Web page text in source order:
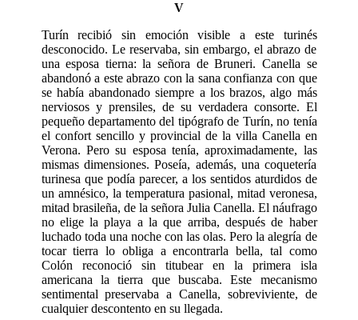
V
Turín recibió sin emoción visible a este turinés
desconocido. Le reservaba, sin embargo, el abrazo de
una esposa tierna: la señora de Bruneri. Canella se
abandonó a este abrazo con la sana confianza con que
se había abandonado siempre a los brazos, algo más
nerviosos y prensiles, de su verdadera consorte. El
pequeño departamento del tipógrafo de Turín, no tenía
el confort sencillo y provincial de la villa Canella en
Verona. Pero su esposa tenía, aproximadamente, las
mismas dimensiones. Poseía, además, una coquetería
turinesa que podía parecer, a los sentidos aturdidos de
un amnésico, la temperatura pasional, mitad veronesa,
mitad brasileña, de la señora Julia Canella. El náufrago
no elige la playa a la que arriba, después de haber
luchado toda una noche con las olas. Pero la alegría de
tocar tierra lo obliga a encontrarla bella, tal como
Colón reconoció sin titubear en la primera isla
americana la tierra que buscaba. Este mecanismo
sentimental preservaba a Canella, sobreviviente, de
cualquier descontento en su llegada.